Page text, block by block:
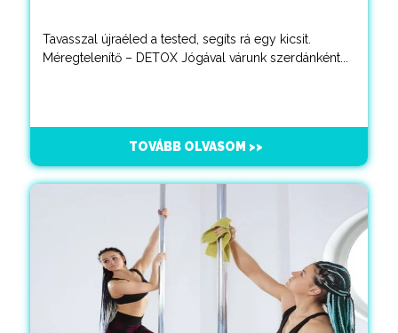
Tavasszal újraéled a tested, segíts rá egy kicsit.
Méregtelenítő – DETOX Jógával várunk szerdánként...
TOVÁBB OLVASOM >>